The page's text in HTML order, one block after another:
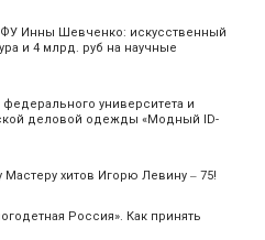
Инны Шевченко: искусственный
и 4 млрд. руб на научные
университета и
деловой одежды «Модный ID-
хитов Игорю Левину ‒ 75!
Россия». Как принять